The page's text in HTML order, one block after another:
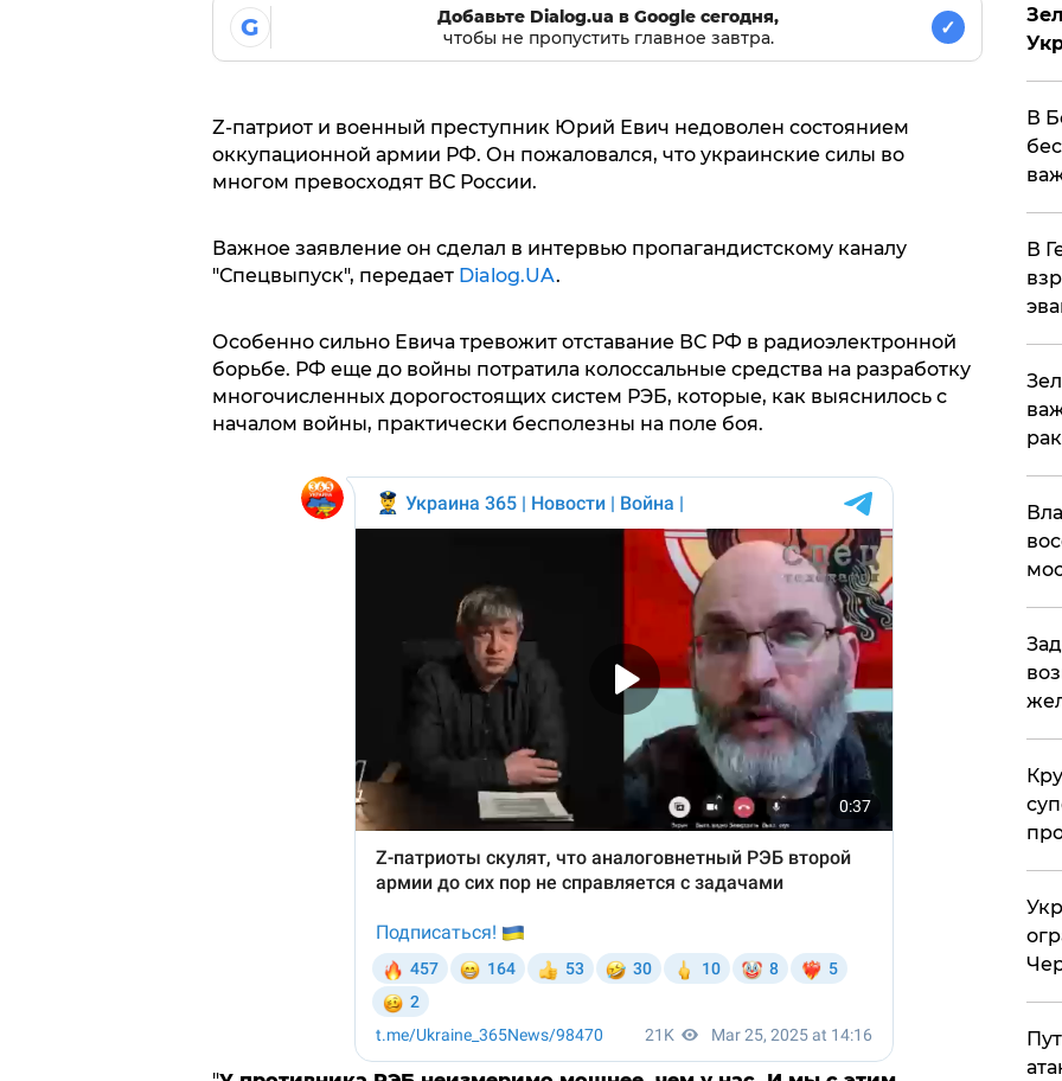
G
Добавьте Dialog.ua в Google сегодня,
чтобы не пропустить главное завтра.
✓
Z-патриот и военный преступник Юрий Евич недоволен состоянием
оккупационной армии РФ. Он пожаловался, что украинские силы во
многом превосходят ВС России.
Важное заявление он сделал в интервью пропагандистскому каналу
"Спецвыпуск", передает Dialog.UA.
Особенно сильно Евича тревожит отставание ВС РФ в радиоэлектронной
борьбе. РФ еще до войны потратила колоссальные средства на разработку
многочисленных дорогостоящих систем РЭБ, которые, как выяснилось с
началом войны, практически бесполезны на поле боя.
В
В